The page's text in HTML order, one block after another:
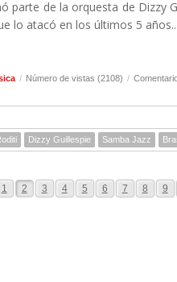
parte de la orquesta de Dizzy
lo atacó en los últimos 5
/ Número de vistas (2108) /
Dizzy Guillespie Samba Jazz
1 2 3 4 5 6 7 8 9